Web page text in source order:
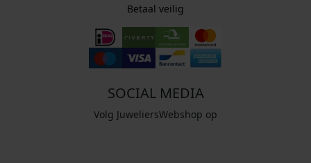
Betaal veilig
SOCIAL MEDIA
Volg JuweliersWebshop op